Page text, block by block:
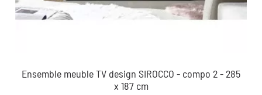
Ensemble meuble TV design SIROCCO - compo 2 - 285
x 187 cm